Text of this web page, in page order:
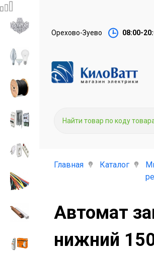
Орехово-Зуево 08:00-
Главная Каталог
Автомат
нижний